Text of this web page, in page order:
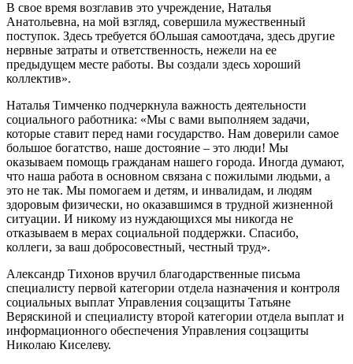
В свое время возглавив это учреждение, Наталья
Анатольевна, на мой взгляд, совершила мужественный
поступок. Здесь требуется бОльшая самоотдача, здесь другие
нервные затраты и ответственность, нежели на ее
предыдущем месте работы. Вы создали здесь хороший
коллектив».
Наталья Тимченко подчеркнула важность деятельности
социального работника: «Мы с вами выполняем задачи,
которые ставит перед нами государство. Нам доверили самое
большое богатство, наше достояние – это люди! Мы
оказываем помощь гражданам нашего города. Иногда думают,
что наша работа в основном связана с пожилыми людьми, а
это не так. Мы помогаем и детям, и инвалидам, и людям
здоровым физически, но оказавшимся в трудной жизненной
ситуации. И никому из нуждающихся мы никогда не
отказываем в мерах социальной поддержки. Спасибо,
коллеги, за ваш добросовестный, честный труд».
Александр Тихонов вручил благодарственные письма
специалисту первой категории отдела назначения и контроля
социальных выплат Управления соцзащиты Татьяне
Веряскиной и специалисту второй категории отдела выплат и
информационного обеспечения Управления соцзащиты
Николаю Киселеву.